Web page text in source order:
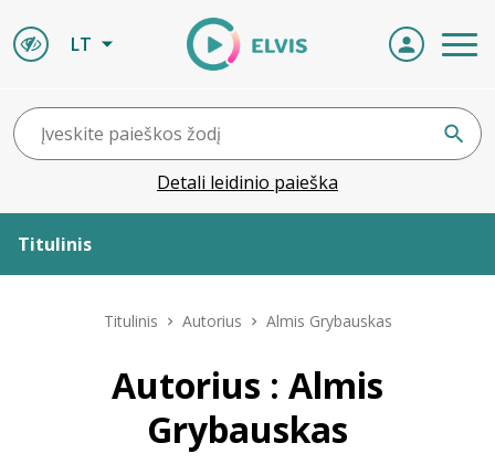
LT
Detali leidinio paieška
Titulinis
Titulinis Autorius Almis Grybauskas
Autorius : Almis
Grybauskas